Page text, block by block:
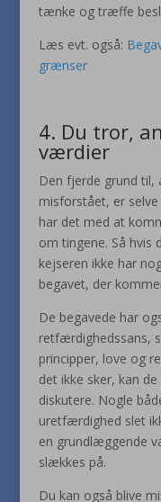
tænke og træffe
Læs evt. også:
grænser
4. Du tror,
værdier
Den fjerde grund
misforstået, er
har det med at
om tingene. Så hvis
kejseren ikke har
begavet, der
De begavede har
retfærdighedssans,
principper, love og
det ikke sker, kan
diskutere. Nogle
uretfærdighed slet
en grundlæggende
slækkes på.
Du kan også blive